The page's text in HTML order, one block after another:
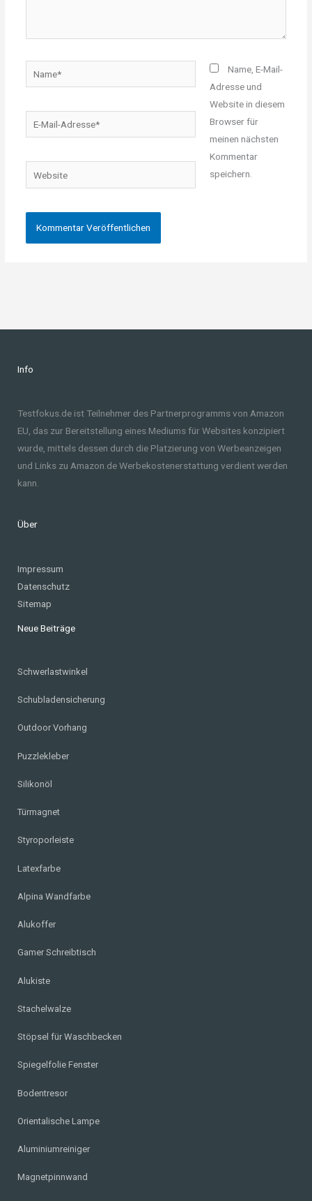
Mail-
Website
Name, E-Mail-
Adresse und
Website in diesem
Browser für
meinen nächsten
Kommentar
speichern.
Info
Testfokus.de ist Teilnehmer des Partnerprogramms von Amazon
EU, das zur Bereitstellung eines Mediums für Websites konzipiert
wurde, mittels dessen durch die Platzierung von Werbeanzeigen
und Links zu Amazon.de Werbekostenerstattung verdient werden
kann.
Über
Impressum
Datenschutz
Sitemap
Neue Beiträge
Schwerlastwinkel
Schubladensicherung
Outdoor Vorhang
Puzzlekleber
Silikonöl
Türmagnet
Styroporleiste
Latexfarbe
Alpina Wandfarbe
Alukoffer
Gamer Schreibtisch
Alukiste
Stachelwalze
Stöpsel für Waschbecken
Spiegelfolie Fenster
Bodentresor
Orientalische Lampe
Aluminiumreiniger
Magnetpinnwand